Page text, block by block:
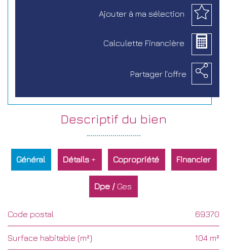
Ajouter à ma sélection
Calculette Financière
Partager l'offre
descriptif du bien
Général Détails + Copropriété Financier
Dpe / Ges
Code postal 69370
Surface habitable (m²) 104 m²